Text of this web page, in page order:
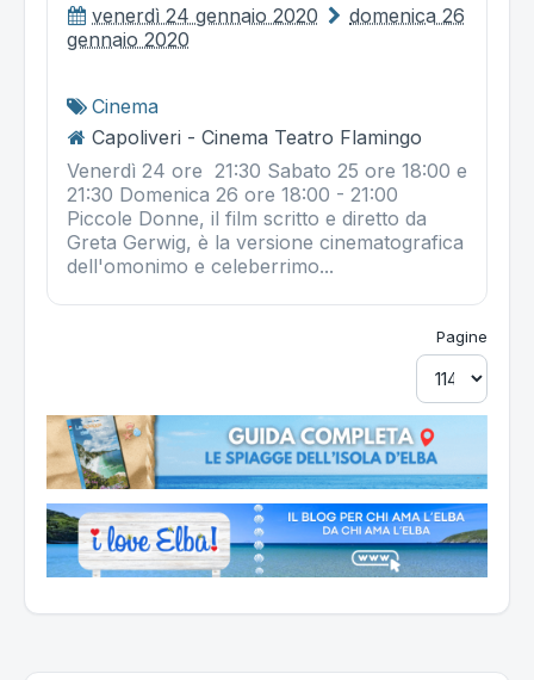
venerdì 24 gennaio 2020
domenica 26
gennaio 2020
Cinema
Capoliveri - Cinema Teatro Flamingo
Venerdì 24 ore 21:30 Sabato 25 ore 18:00 e
21:30 Domenica 26 ore 18:00 - 21:00
Piccole Donne, il film scritto e diretto da
Greta Gerwig, è la versione cinematografica
dell'omonimo e celeberrimo...
Pagine